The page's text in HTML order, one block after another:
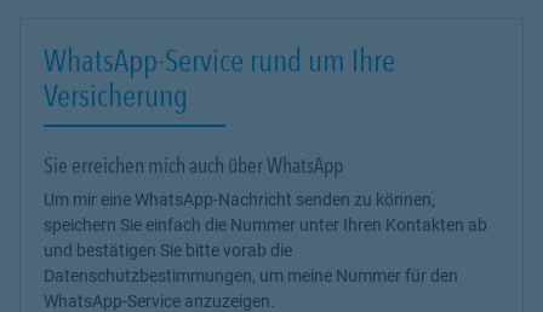
WhatsApp-Service rund um Ihre
Versicherung
Sie erreichen mich auch über WhatsApp
Um mir eine WhatsApp-Nachricht senden zu können,
speichern Sie einfach die Nummer unter Ihren Kontakten ab
und bestätigen Sie bitte vorab die
Datenschutzbestimmungen, um meine Nummer für den
WhatsApp-Service anzuzeigen.